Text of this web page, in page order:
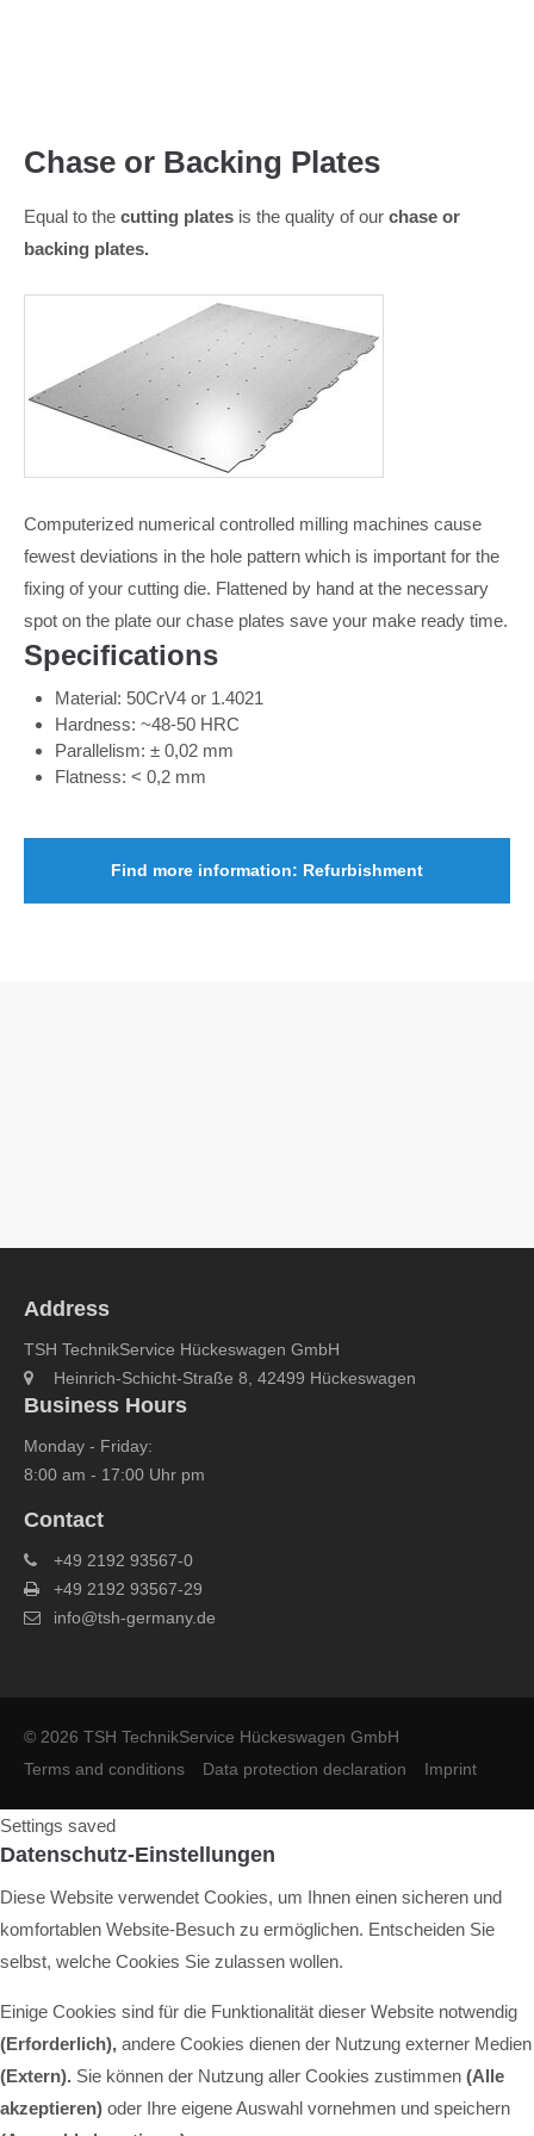
Chase or Backing Plates
Equal to the cutting plates is the quality of our chase or
backing plates.
Computerized numerical controlled milling machines cause
fewest deviations in the hole pattern which is important for the
fixing of your cutting die. Flattened by hand at the necessary
spot on the plate our chase plates save your make ready time.
Specifications
Material: 50CrV4 or 1.4021
Hardness: ~48-50 HRC
Parallelism: ± 0,02 mm
Flatness: < 0,2 mm
Find more information: Refurbishment
Address
TSH TechnikService Hückeswagen GmbH
Heinrich-Schicht-Straße 8, 42499 Hückeswagen
Business Hours
Monday - Friday:
8:00 am - 17:00 Uhr pm
Contact
+49 2192 93567-0
+49 2192 93567-29
info@tsh-germany.de
© 2026 TSH TechnikService Hückeswagen GmbH
Terms and conditions
Data protection declaration Imprint
Settings saved
Datenschutz-Einstellungen
Diese Website verwendet Cookies, um Ihnen einen sicheren und
komfortablen Website-Besuch zu ermöglichen. Entscheiden Sie
selbst, welche Cookies Sie zulassen wollen.
Einige Cookies sind für die Funktionalität dieser Website notwendig
(Erforderlich), andere Cookies dienen der Nutzung externer Medien
(Extern). Sie können der Nutzung aller Cookies zustimmen (Alle
akzeptieren) oder Ihre eigene Auswahl vornehmen und speichern